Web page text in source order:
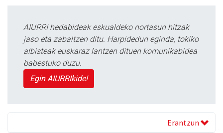
AIURRI hedabideak eskualdeko nortasun hitzak
jaso eta zabaltzen ditu. Harpidedun eginda, tokiko
albisteak euskaraz lantzen dituen komunikabidea
babestuko duzu.
Egin AIURRIkide!
Erantzun